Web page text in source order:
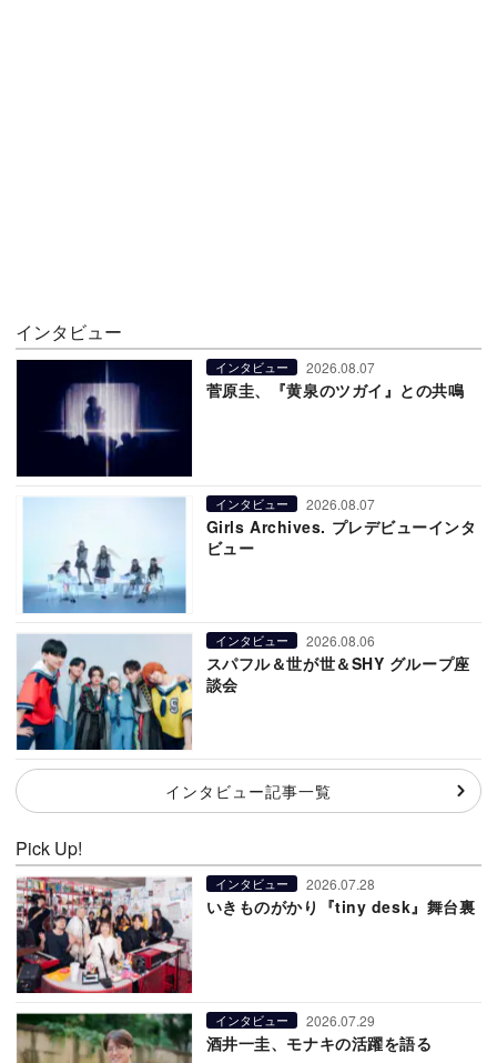
インタビュー
インタビュー 2026.08.07
菅原圭、『黄泉のツガイ』との共鳴
インタビュー 2026.08.07
Girls Archives. プレデビューインタ
ビュー
インタビュー 2026.08.06
スパフル＆世が世＆SHY グループ座
談会
インタビュー記事一覧
Pick Up!
インタビュー 2026.07.28
いきものがかり『tiny desk』舞台裏
インタビュー 2026.07.29
酒井一圭、モナキの活躍を語る